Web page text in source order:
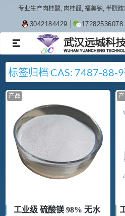
专业生产肉桂酸, 肉桂醛, 福美钠, 半胱
3042184429 17282536078
TOGGLE
NAVIGATION
标签归档 CAS: 7487-88-9
产品
工业级 硫酸镁 98% 无水